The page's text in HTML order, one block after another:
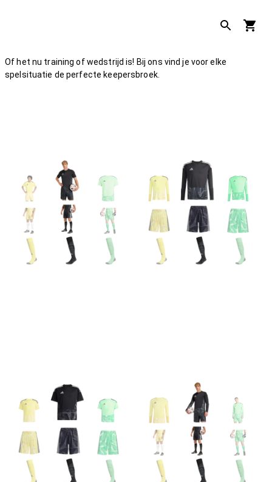
Of het nu training of wedstrijd is! Bij ons vind je voor elke
spelsituatie de perfecte keepersbroek.